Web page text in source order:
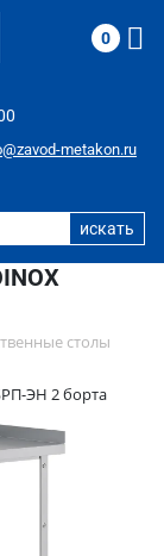
metakon.ru
0
столы
ЭН 2 борта